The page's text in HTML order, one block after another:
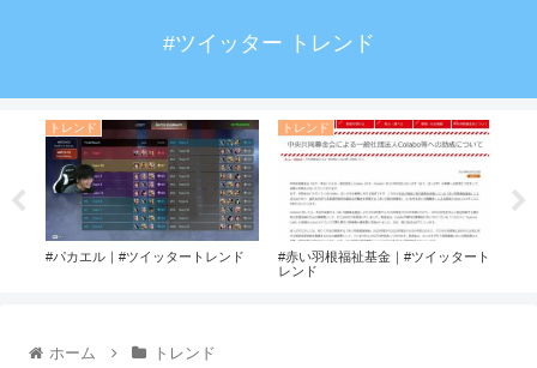
#ツイッター トレンド
トレンド
#パカエル｜#ツイッタートレンド
トレンド
#赤い羽根福祉基金｜#ツイッタート
レンド
ホーム トレンド